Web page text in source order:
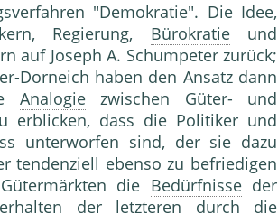
"Demokratie". Die Idee,
Regierung, Bürokratieund
auf Joseph A. Schumpeter zurück;
Dorneich haben den Ansatz dann
Analogiezwischen Güter- und
erblicken, dass die Politiker und
unterworfen sind, der sie dazu
tendenziell ebenso zu befriedigen
die Bedürfnisseder
der letzteren durch die